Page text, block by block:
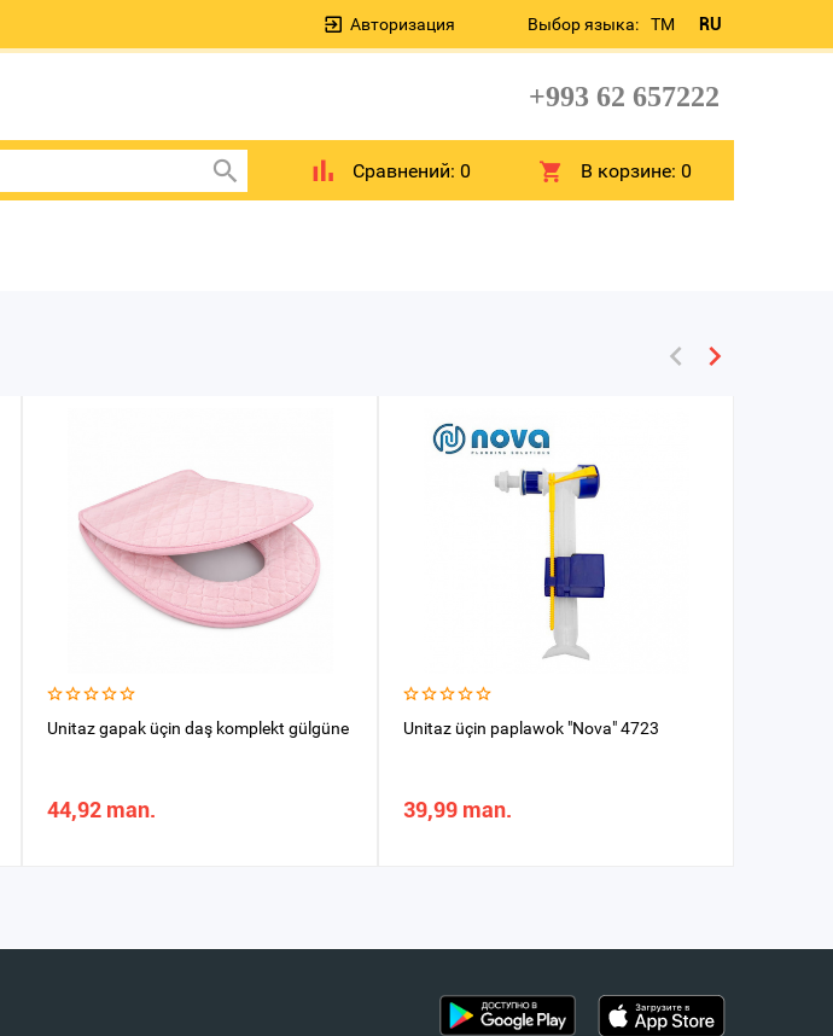
Выбор языка: TM RU
Авторизация
+993 62 657222
Сравнений: 0 В корзине:0
Unitaz gapak üçin daş komplekt gülgüne
44,92 man.
Unitaz üçin paplawok "Nova" 4723
39,99 man.